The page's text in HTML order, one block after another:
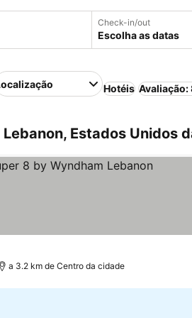
Check-in/out
Escolha as datas
Hotéis Avaliação:
Estados Unidos
a 3.2 km de Centro da cidade